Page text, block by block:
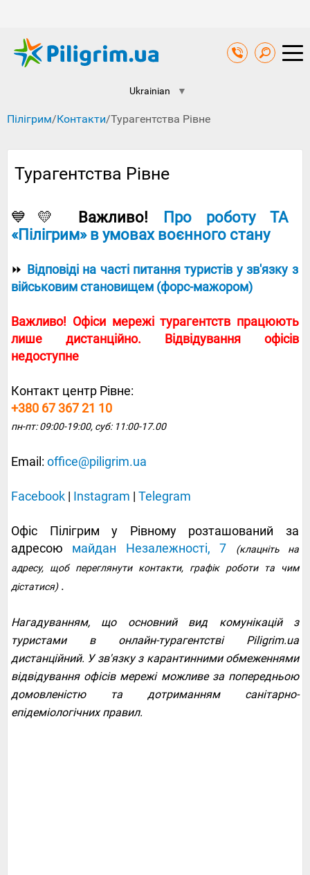
Ukrainian ▼
Пілігрим/Контакти/Турагентства Рівне
Турагентства Рівне
💙💛 Важливо!
Про роботу ТА
«Пілігрим» в умовах воєнного стану
⏩ Відповіді на часті питання туристів у зв'язку з
військовим становищем (форс-мажором)
Важливо! Офіси мережі турагентств працюють
лише дистанційно. Відвідування офісів
недоступне
Контакт центр Рівне:
+380 67 367 21 10
пн-пт: 09:00-19:00, суб: 11:00-17.00
Email: office@piligrim.ua
Facebook | Instagram | Telegram
Офіс Пілігрим у Рівному розташований за
адресою майдан Незалежності, 7
(клацніть на
адресу, щоб переглянути контакти, графік роботи та чим
дістатися).
Нагадуванням, що основний вид комунікацій з
туристами в онлайн-турагентстві Piligrim.ua
дистанційний. У зв'язку з карантинними обмеженнями
відвідування офісів мережі можливе за попередньою
домовленістю та дотриманням санітарно-
епідеміологічних правил.